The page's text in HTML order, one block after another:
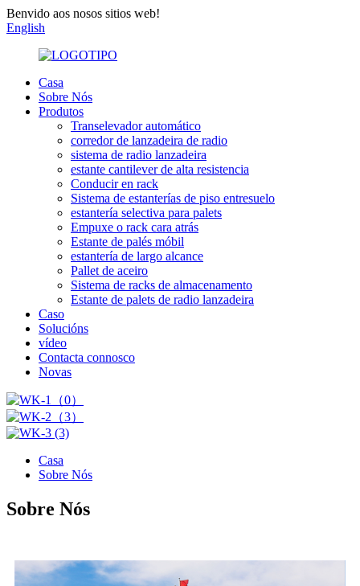
Benvido aos nosos sitios web!
English
Casa
Sobre Nós
Produtos
Transelevador automático
corredor de lanzadeira de radio
sistema de radio lanzadeira
estante cantilever de alta resistencia
Conducir en rack
Sistema de estanterías de piso entresuelo
estantería selectiva para palets
Empuxe o rack cara atrás
Estante de palés móbil
estantería de largo alcance
Pallet de aceiro
Sistema de racks de almacenamento
Estante de palets de radio lanzadeira
Caso
Solucións
vídeo
Contacta connosco
Novas
Casa
Sobre Nós
Sobre Nós